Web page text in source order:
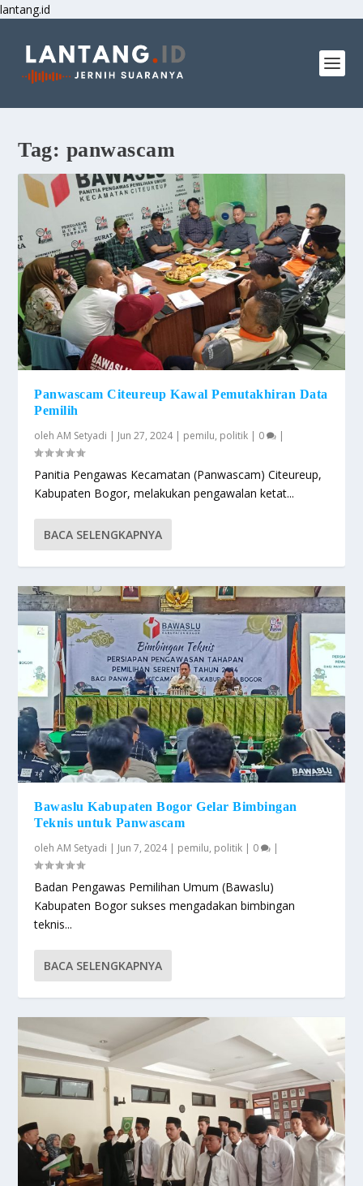
lantang.id
Tag: panwascam
Panwascam Citeureup Kawal Pemutakhiran Data
Pemilih
olehAM Setyadi | Jun 27, 2024| pemilu, politik | 0 |
Panitia Pengawas Kecamatan (Panwascam) Citeureup,
Kabupaten Bogor, melakukan pengawalan ketat...
BACA SELENGKAPNYA
Bawaslu Kabupaten Bogor Gelar Bimbingan
Teknis untuk Panwascam
olehAM Setyadi | Jun 7, 2024| pemilu, politik | 0 |
Badan Pengawas Pemilihan Umum (Bawaslu)
Kabupaten Bogor sukses mengadakan bimbingan
teknis...
BACA SELENGKAPNYA